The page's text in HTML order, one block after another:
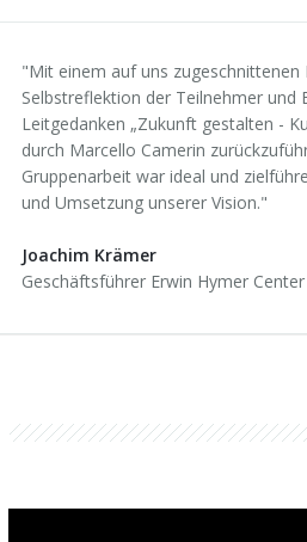
"Mit einem auf uns
Selbstreflektion der Teilnehmer und
Leitgedanken „Zukunft gestalten -
durch Marcello Camerin
Gruppenarbeit war ideal und
und Umsetzung unserer Vision."
Joachim Krämer
Geschäftsführer Erwin Hymer